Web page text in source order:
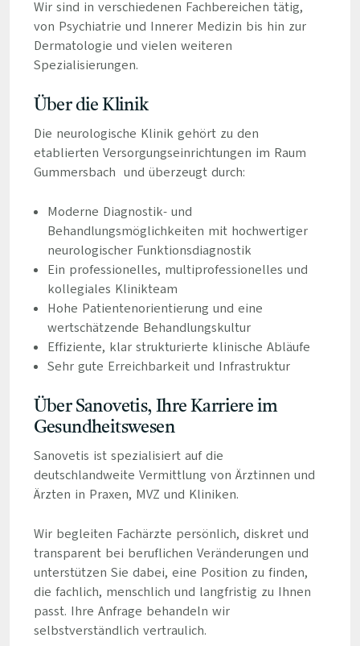
Wir sind in verschiedenen Fachbereichen tätig,
von Psychiatrie und Innerer Medizin bis hin zur
Dermatologie und vielen weiteren
Spezialisierungen.
Über die Klinik
Die neurologische Klinik gehört zu den
etablierten Versorgungseinrichtungen im Raum
Gummersbach und überzeugt durch:
Moderne Diagnostik- und
Behandlungsmöglichkeiten mit hochwertiger
neurologischer Funktionsdiagnostik
Ein professionelles, multiprofessionelles und
kollegiales Klinikteam
Hohe Patientenorientierung und eine
wertschätzende Behandlungskultur
Effiziente, klar strukturierte klinische Abläufe
Sehr gute Erreichbarkeit und Infrastruktur
Über Sanovetis, Ihre Karriere im
Gesundheitswesen
Sanovetis ist spezialisiert auf die
deutschlandweite Vermittlung von Ärztinnen und
Ärzten in Praxen, MVZ und Kliniken.
Wir begleiten Fachärzte persönlich, diskret und
transparent bei beruflichen Veränderungen und
unterstützen Sie dabei, eine Position zu finden,
die fachlich, menschlich und langfristig zu Ihnen
passt. Ihre Anfrage behandeln wir
selbstverständlich vertraulich.